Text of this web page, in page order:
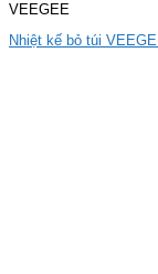
VEEGEE
Nhiệt kế bỏ túi